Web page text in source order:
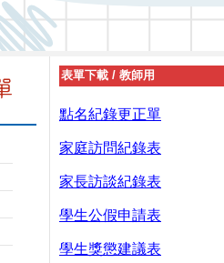
表單下載 / 教師用
點名紀錄更正單
家庭訪問紀錄表
家長訪談紀錄表
學生公假申請表
學生獎懲建議表